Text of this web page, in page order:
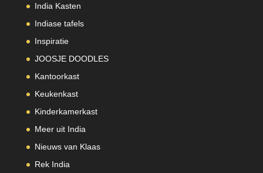
India Kasten
Indiase tafels
Inspiratie
JOOSJE DOODLES
Kantoorkast
Keukenkast
Kinderkamerkast
Meer uit India
Nieuws van Klaas
Rek India